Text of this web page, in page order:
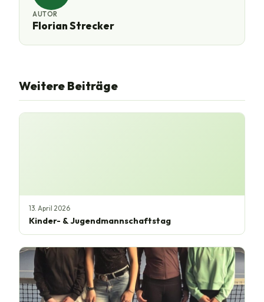
AUTOR
Florian Strecker
Weitere Beiträge
13. April 2026
Kinder- & Jugendmannschaftstag